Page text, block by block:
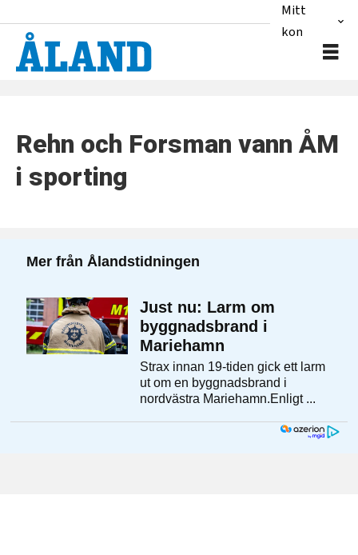
Mitt
konto
emma
forsman
Rehn och Forsman vann ÅM
i sporting